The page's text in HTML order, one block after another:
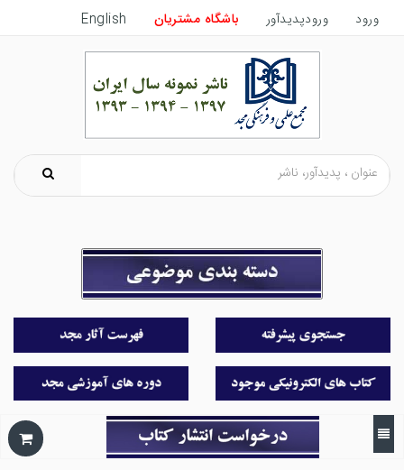
ورود ورودپدیدآور باشگاه مشتریان English